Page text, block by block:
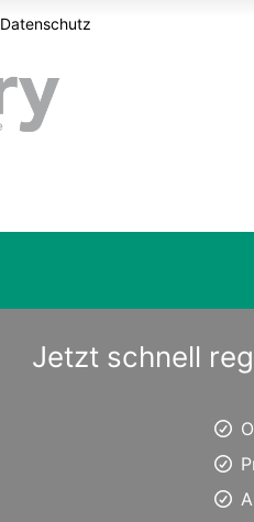
Datenschutz
Jetzt schnell